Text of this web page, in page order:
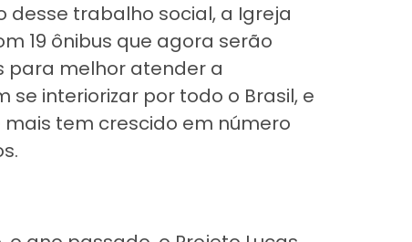
desse trabalho social, a Igreja
19 ônibus que agora serão
melhor atender a
interiorizar por todo o Brasil, e
tem crescido em número